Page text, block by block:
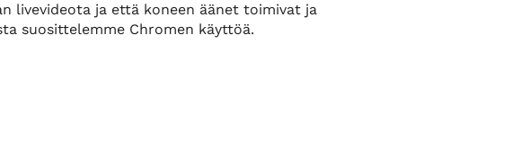
livevideota ja että koneen äänet toimivat ja
suosittelemme Chromen käyttöä.